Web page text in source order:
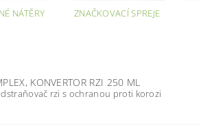
NÁTĚRY ZNAČKOVACÍ SPREJE
KONVERTOR RZI 250 ML
rzi s ochranou proti korozi